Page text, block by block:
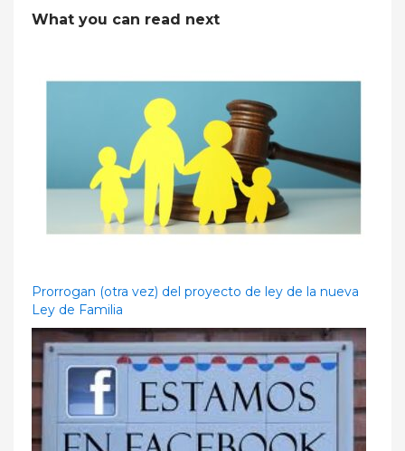
What you can read next
Prorrogan (otra vez) del proyecto de ley de la nueva
Ley de Familia